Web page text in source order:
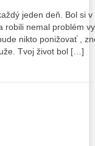
jeden deň. Bol si
robili nemal problém
nikto ponižovať ,
Tvoj život bol […]